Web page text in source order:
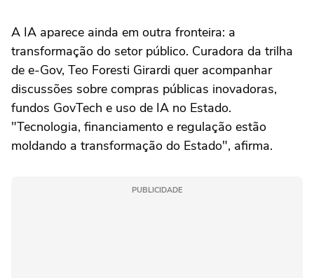
A IA aparece ainda em outra fronteira: a
transformação do setor público. Curadora da trilha
de e-Gov, Teo Foresti Girardi quer acompanhar
discussões sobre compras públicas inovadoras,
fundos GovTech e uso de IA no Estado.
"Tecnologia, financiamento e regulação estão
moldando a transformação do Estado", afirma.
PUBLICIDADE